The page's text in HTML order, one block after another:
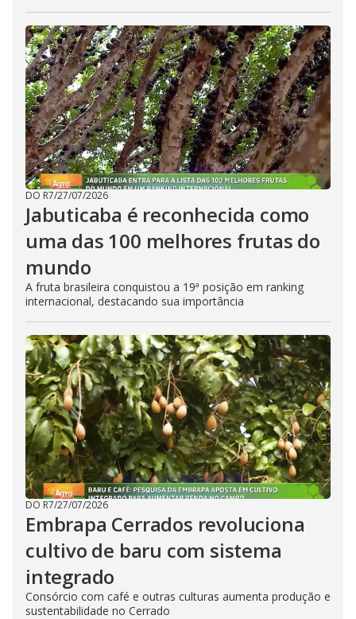
DO R7/27/07/2026
Jabuticaba é reconhecida como
uma das 100 melhores frutas do
mundo
A fruta brasileira conquistou a 19ª posição em ranking
internacional, destacando sua importância
DO R7/27/07/2026
Embrapa Cerrados revoluciona
cultivo de baru com sistema
integrado
Consórcio com café e outras culturas aumenta produção e
sustentabilidade no Cerrado